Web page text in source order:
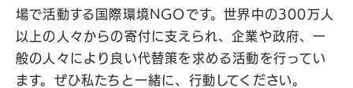
場で活動する国際環境NGOです。世界中の300万人
以上の人々からの寄付に支えられ、企業や政府、一
般の人々により良い代替策を求める活動を行ってい
ます。ぜひ私たちと一緒に、行動してください。